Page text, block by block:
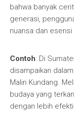
bahwa banyak
generasi,
nuansa dan
Contoh: Di
disampaikan
Malin Kundang.
budaya yang
dengan lebih